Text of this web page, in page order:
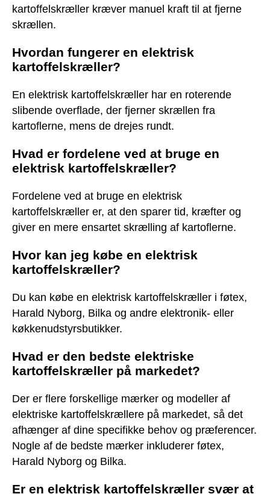
kartoffelskræller kræver manuel kraft til at fjerne
skrællen.
Hvordan fungerer en elektrisk
kartoffelskræller?
En elektrisk kartoffelskræller har en roterende
slibende overflade, der fjerner skrællen fra
kartoflerne, mens de drejes rundt.
Hvad er fordelene ved at bruge en
elektrisk kartoffelskræller?
Fordelene ved at bruge en elektrisk
kartoffelskræller er, at den sparer tid, kræfter og
giver en mere ensartet skrælling af kartoflerne.
Hvor kan jeg købe en elektrisk
kartoffelskræller?
Du kan købe en elektrisk kartoffelskræller i føtex,
Harald Nyborg, Bilka og andre elektronik- eller
køkkenudstyrsbutikker.
Hvad er den bedste elektriske
kartoffelskræller på markedet?
Der er flere forskellige mærker og modeller af
elektriske kartoffelskrællere på markedet, så det
afhænger af dine specifikke behov og præferencer.
Nogle af de bedste mærker inkluderer føtex,
Harald Nyborg og Bilka.
Er en elektrisk kartoffelskræller svær at